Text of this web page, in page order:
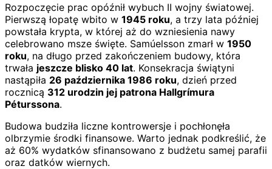
Rozpoczęcie prac opóźnił wybuch II wojny światowej.
Pierwszą łopatę wbito w 1945 roku, a trzy lata później
powstała krypta, w której aż do wzniesienia nawy
celebrowano msze święte. Samúelsson zmarł w 1950
roku, na długo przed zakończeniem budowy, która
trwała jeszcze blisko 40 lat. Konsekracja świątyni
nastąpiła 26 października 1986 roku, dzień przed
rocznicą 312 urodzin jej patrona Hallgrímura
Péturssona.
Budowa budziła liczne kontrowersje i pochłonęła
olbrzymie środki finansowe. Warto jednak podkreślić, że
aż 60% wydatków sfinansowano z budżetu samej parafii
oraz datków wiernych.